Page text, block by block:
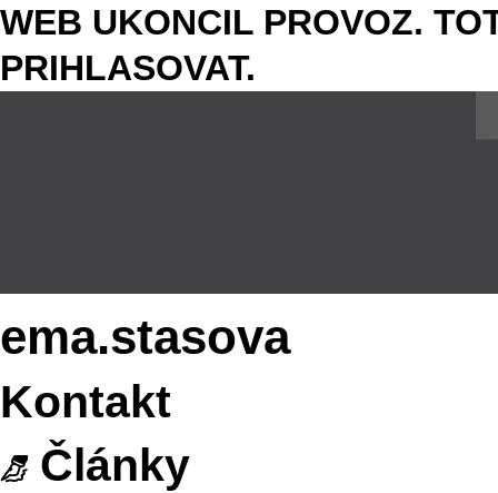
WEB UKONCIL PROVOZ.
PRIHLASOVAT.
ema.stasova
Kontakt
Články